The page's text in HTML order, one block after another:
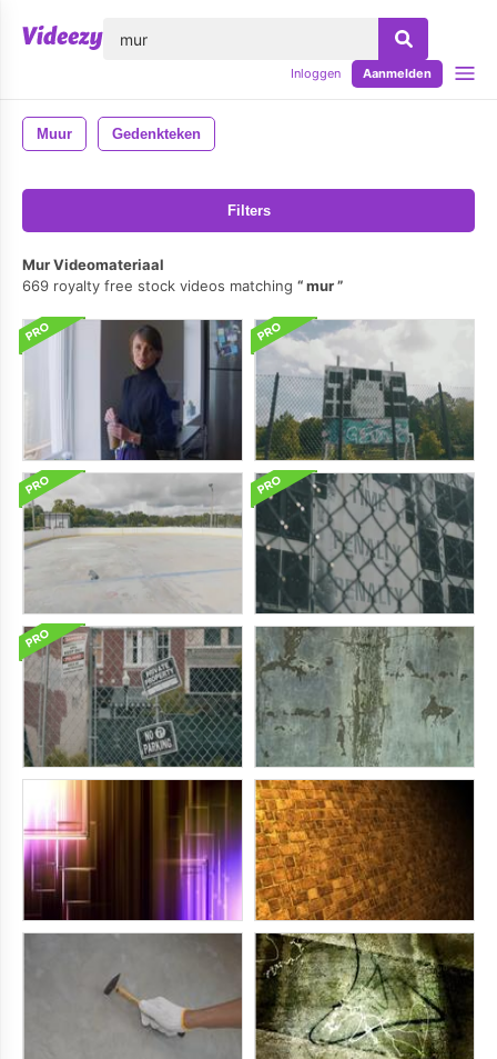
Inloggen Aanmelden
Muur Gedenkteken
Filters
Mur Videomateriaal
669 royalty free stock videos matching
mur